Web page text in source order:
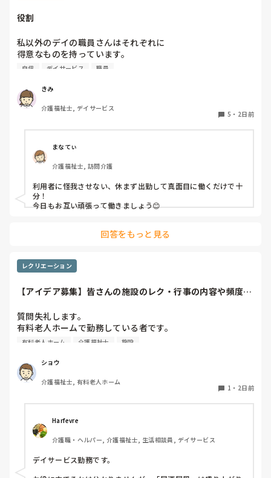
役割
私以外のデイの職員さんはそれぞれに
得意なものを持っています。
介助で言えば、要領よく動けたりと。
今の私を振り返ってみたら…何も持っていないことが虚しく
利用者からは「素直に話聞いてくれる」・「言いやすい・頼
みやすい」
って言われます。
職員から見ての私は？って考えたら答えられる自信がないで
す…
自信 デイサービス 職員
きみ
介護福祉士, デイサービス
5 ・ 2日前
まなてぃ
介護福祉士, 訪問介護
利用者に怪我させない、休まず出勤して真面目に働くだけで十
分！
今日もお互い頑張って働きましょう😊
回答をもっと見る
レクリエーション
【アイデア募集】皆さんの施設のレク・行事の内容や頻度を
質問失礼します。
有料老人ホームで勤務している者です。
のくらいの頻度で行っているのか参考にさせていただきたく
質問いたしました。
うちの施設では現在、以下のような取り組みを行っていま
毎月：「カフェ」と称して少し豪華なおやつとコーヒー・緑
茶等の提供、カレンダー作り
隔月： ランチのテイクアウトイベント
有料老人ホーム 介護福祉士 施設
ショウ
介護福祉士, 有料老人ホーム
1 ・ 2日前
Harfevre
介護職・ヘルパー, 介護福祉士, 生活相談員, デイサービス
デイサービス勤務です。